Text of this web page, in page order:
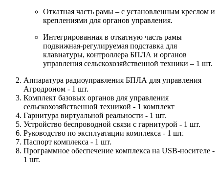
Откатная часть рамы – с установленным креслом и
креплениями для органов управления.
Интегрированная в откатную часть рамы
подвижная-регулируемая подставка для
клавиатуры, контроллера БПЛА и органов
управления сельскохозяйственной техники – 1 шт.
Аппаратура радиоуправления БПЛА для управления
Агродроном - 1 шт.
Комплект базовых органов для управления
сельскохозяйственной техникой - 1 комплект
Гарнитура виртуальной реальности - 1 шт.
Устройство беспроводной связи с гарнитурой - 1 шт.
Руководство по эксплуатации комплекса - 1 шт.
Паспорт комплекса - 1 шт.
Программное обеспечение комплекса на USB-носителе -
1 шт.